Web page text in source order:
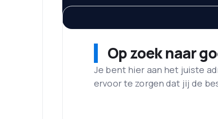
Op zoek naar
Je bent hier aan het juiste
ervoor te zorgen dat jij de